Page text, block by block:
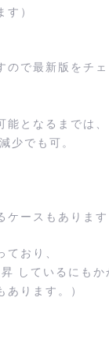
）
ので最新版をチェ
となるまでは、
少でも可。
ースもあります
おり、
しているにもか
ります。）